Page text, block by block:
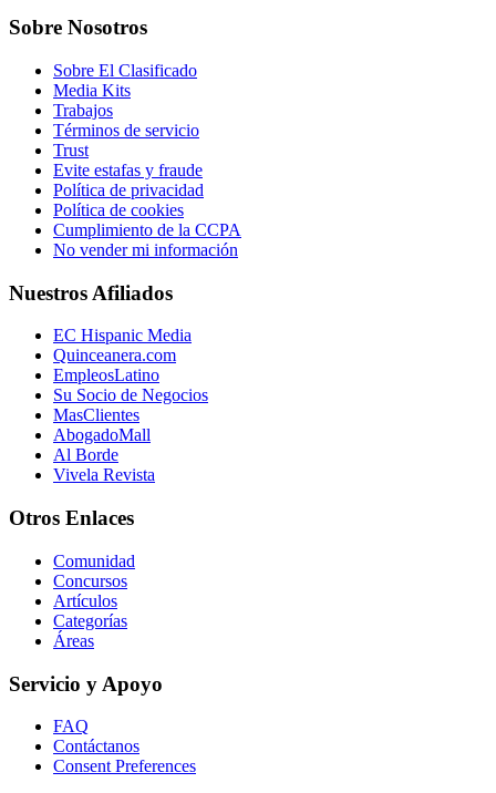
Sobre Nosotros
Sobre El Clasificado
Media Kits
Trabajos
Términos de servicio
Trust
Evite estafas y fraude
Política de privacidad
Política de cookies
Cumplimiento de la CCPA
No vender mi información
Nuestros Afiliados
EC Hispanic Media
Quinceanera.com
EmpleosLatino
Su Socio de Negocios
MasClientes
AbogadoMall
Al Borde
Vivela Revista
Otros Enlaces
Comunidad
Concursos
Artículos
Categorías
Áreas
Servicio y Apoyo
FAQ
Contáctanos
Consent Preferences